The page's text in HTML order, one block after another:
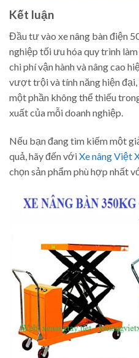
Kết luận
Đầu tư vào xe nâng bàn điện
nghiệp tối ưu hóa quy trình
chi phí vận hành và nâng cao
vượt trội và tính năng hiện đại,
một phần không thể thiếu
xuất của mỗi doanh nghiệp.
Nếu bạn đang tìm kiếm một
quả, hãy đến vớiXe nâng Việt
chọn sản phẩm phù hợp nhất